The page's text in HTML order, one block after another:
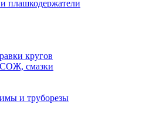
плашкодержатели
кругов
смазки
и труборезы